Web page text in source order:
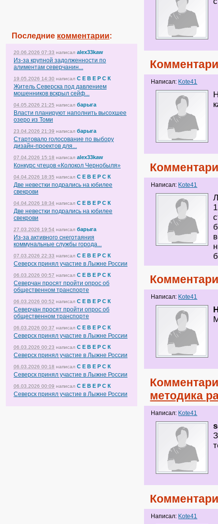
Последние комментарии:
20.06.2026 07:33 написал alex33kaw
Из-за крупной задолженности по
алиментам северчанин...
19.05.2026 14:30 написал С Е В Е Р С К
Житель Северска под давлением
мошенников вскрыл сейф...
04.05.2026 21:25 написал барыга
Власти планируют наполнить высохшее
озеро из Томи
23.04.2026 21:39 написал барыга
Стартовало голосование по выбору
дизайн-проектов для...
07.04.2026 15:18 написал alex33kaw
Конкурс чтецов «Колокол Чернобыля»
04.04.2026 18:35 написал С Е В Е Р С К
Две невестки подрались на юбилее
свекрови
04.04.2026 18:34 написал С Е В Е Р С К
Две невестки подрались на юбилее
свекрови
27.03.2026 19:54 написал барыга
Из-за активного снеготаяния
коммунальные службы города...
07.03.2026 22:33 написал С Е В Е Р С К
Северск принял участие в Лыжне России
06.03.2026 00:57 написал С Е В Е Р С К
Северчан просят пройти опрос об
общественном транспорте
06.03.2026 00:52 написал С Е В Е Р С К
Северчан просят пройти опрос об
общественном транспорте
06.03.2026 00:37 написал С Е В Е Р С К
Северск принял участие в Лыжне России
06.03.2026 00:23 написал С Е В Е Р С К
Северск принял участие в Лыжне России
06.03.2026 00:18 написал С Е В Е Р С К
Северск принял участие в Лыжне России
06.03.2026 00:09 написал С Е В Е Р С К
Северск принял участие в Лыжне России
Написал: Kote41
Написал: Kote41
Написал: Kote41
методика
Написал: Kote41
Написал: Kote41